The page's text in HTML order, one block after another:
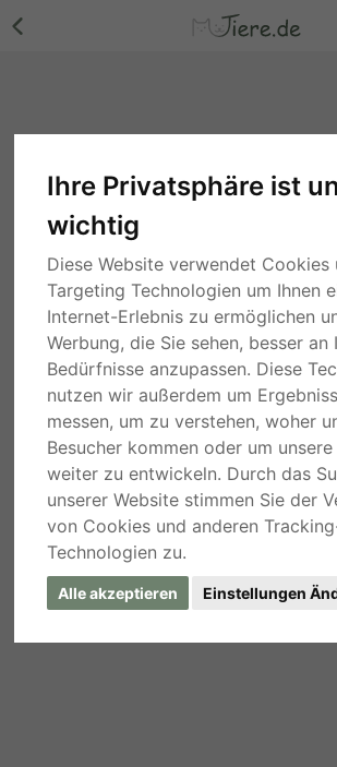
Ihre Privatsphäre ist
wichtig
Diese Website verwendet Cookies
Targeting Technologien um Ihnen
Internet-Erlebnis zu ermöglichen
Werbung, die Sie sehen, besser an
Bedürfnisse anzupassen. Diese
nutzen wir außerdem um
messen, um zu verstehen, woher
Besucher kommen oder um
weiter zu entwickeln. Durch das
unserer Website stimmen Sie der
von Cookies und anderen
Technologien zu.
Alle akzeptieren Einstellungen